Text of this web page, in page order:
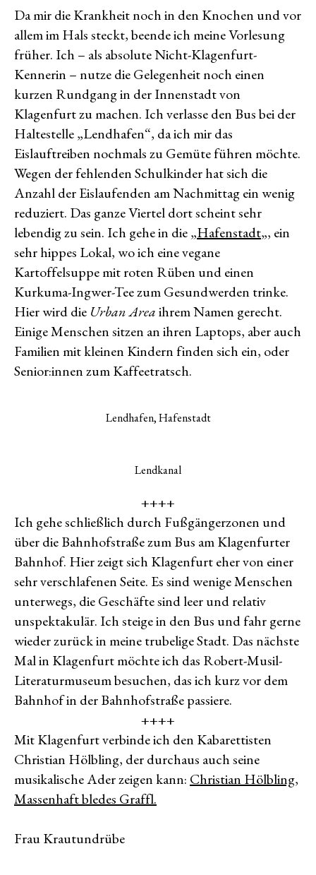
Da mir die Krankheit noch in den Knochen und vor
allem im Hals steckt, beende ich meine Vorlesung
früher. Ich – als absolute Nicht-Klagenfurt-
Kennerin – nutze die Gelegenheit noch einen
kurzen Rundgang in der Innenstadt von
Klagenfurt zu machen. Ich verlasse den Bus bei der
Haltestelle „Lendhafen“, da ich mir das
Eislauftreiben nochmals zu Gemüte führen möchte.
Wegen der fehlenden Schulkinder hat sich die
Anzahl der Eislaufenden am Nachmittag ein wenig
reduziert. Das ganze Viertel dort scheint sehr
lebendig zu sein. Ich gehe in die „Hafenstadt„, ein
sehr hippes Lokal, wo ich eine vegane
Kartoffelsuppe mit roten Rüben und einen
Kurkuma-Ingwer-Tee zum Gesundwerden trinke.
Hier wird die Urban Areaihrem Namen gerecht.
Einige Menschen sitzen an ihren Laptops, aber auch
Familien mit kleinen Kindern finden sich ein, oder
Senior:innen zum Kaffeetratsch.
Lendhafen, Hafenstadt
Lendkanal
++++
Ich gehe schließlich durch Fußgängerzonen und
über die Bahnhofstraße zum Bus am Klagenfurter
Bahnhof. Hier zeigt sich Klagenfurt eher von einer
sehr verschlafenen Seite. Es sind wenige Menschen
unterwegs, die Geschäfte sind leer und relativ
unspektakulär. Ich steige in den Bus und fahr gerne
wieder zurück in meine trubelige Stadt. Das nächste
Mal in Klagenfurt möchte ich das Robert-Musil-
Literaturmuseum besuchen, das ich kurz vor dem
Bahnhof in der Bahnhofstraße passiere.
++++
Mit Klagenfurt verbinde ich den Kabarettisten
Christian Hölbling, der durchaus auch seine
musikalische Ader zeigen kann: Christian Hölbling,
Massenhaft bledes Graffl.
Frau Krautundrübe